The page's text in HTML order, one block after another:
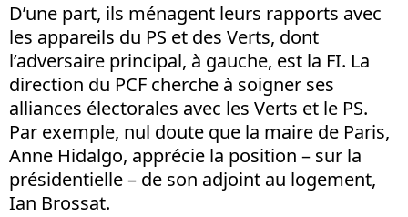
D’une part, ils ménagent leurs rapports avec
les appareils du PS et des Verts, dont
l’adversaire principal, à gauche, est la FI. La
direction du PCF cherche à soigner ses
alliances électorales avec les Verts et le PS.
Par exemple, nul doute que la maire de Paris,
Anne Hidalgo, apprécie la position – sur la
présidentielle – de son adjoint au logement,
Ian Brossat.